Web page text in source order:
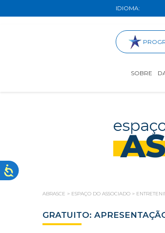
IDIOMA:
SOBRE
ABRASCE > ESPAÇO DO ASSOCIADO >
GRATUITO: